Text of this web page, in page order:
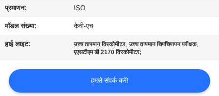
संपर्क
करें
मामलों
प्रमाणन: ISO
मॉडल संख्या: केवी-एच
हाई लाइट: उच्च तापमान विस्कोमीटर,उच्च तापमान चिपचिपापन परीक्षक,
एएसटीएम डी 2170 विस्कोमीटर;
हमसे संपर्क करें!